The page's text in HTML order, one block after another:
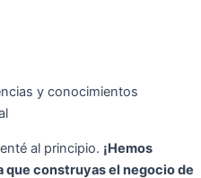
y conocimientos
al principio. ¡Hemos
que construyas el negocio de